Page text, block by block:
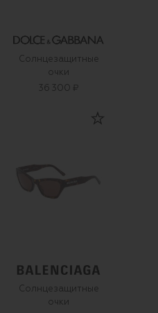
Солнцезащитные
очки
36 300 ₽
Солнцезащитные
очки